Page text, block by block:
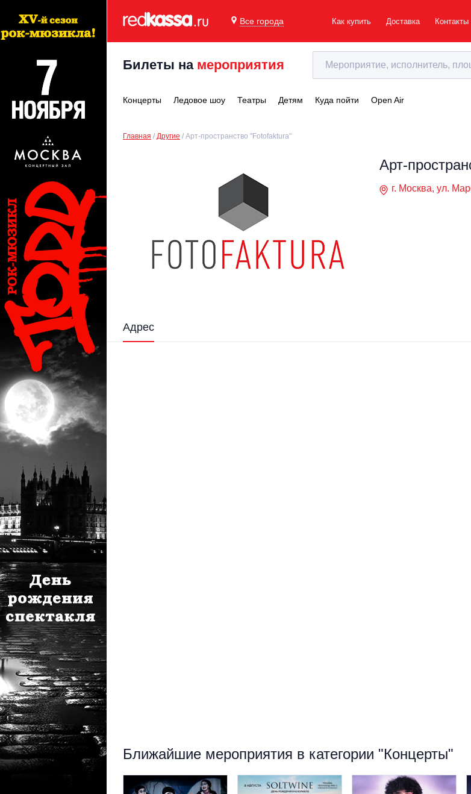
Все города Как купить Доставка Контакты
Билеты на мероприятия
Концерты Ледовое шоу Театры Детям Куда пойти Open Air
Главная Другие Арт-пространство "Fotofaktura"
Арт-
г. Москва, ул.
Адрес
Ближайшие мероприятия в категории "Концерты"